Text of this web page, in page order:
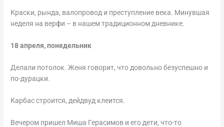
Краски, рында, валопровод и преступление века. Минувшая
неделя на верфи – в нашем традиционном дневнике.
18 апреля, понедельник
Делали потолок. Женя говорит, что довольно безуспешно и
по-дурацки.
Карбас строится, дейдвуд клеится.
Вечером пришел Миша Герасимов и его дети, что-то